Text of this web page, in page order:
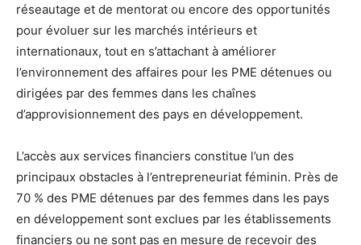
réseautage et de mentorat ou encore des opportunités
pour évoluer sur les marchés intérieurs et
internationaux, tout en s’attachant à améliorer
l’environnement des affaires pour les PME détenues ou
dirigées par des femmes dans les chaînes
d’approvisionnement des pays en développement.
L’accès aux services financiers constitue l’un des
principaux obstacles à l’entrepreneuriat féminin. Près de
70 % des PME détenues par des femmes dans les pays
en développement sont exclues par les établissements
financiers ou ne sont pas en mesure de recevoir des